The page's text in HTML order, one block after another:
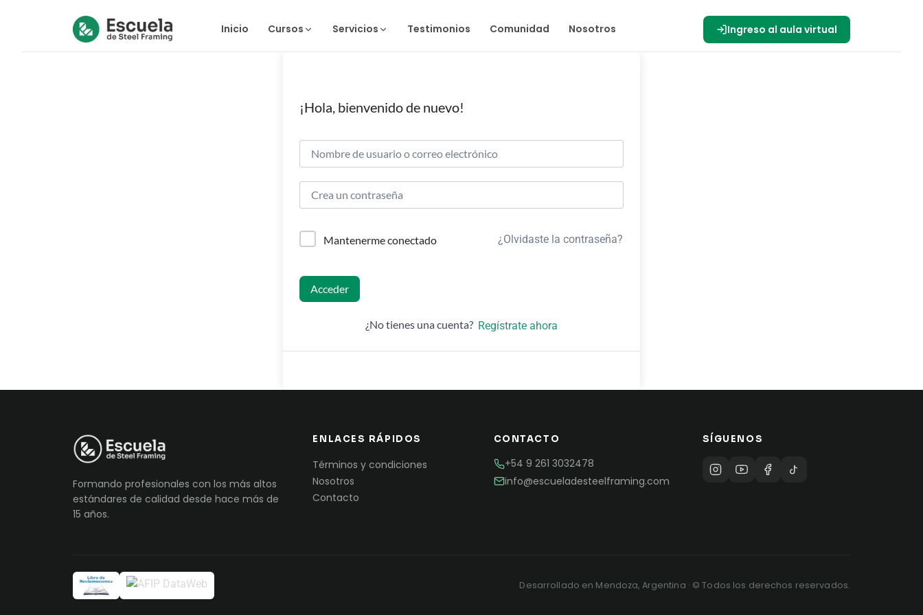
Inicio Cursos Servicios Testimonios Comunidad Nosotros Ingreso al aula virtual
¡Hola, bienvenido de nuevo!
Mantenerme conectado ¿Olvidaste la contraseña?
Acceder
¿No tienes una cuenta? Regístrate ahora
Formando profesionales con los más altos
estándares de calidad desde hace más de
15 años.
ENLACES RÁPIDOS
Términos y condiciones
Nosotros
Contacto
CONTACTO
+54 9 261 3032478
info@escueladesteelframing.com
SÍGUENOS
Desarrollado en Mendoza, Argentina · © Todos los derechos reservados.